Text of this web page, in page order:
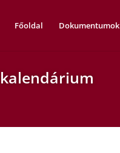
Főoldal Dokumentumok